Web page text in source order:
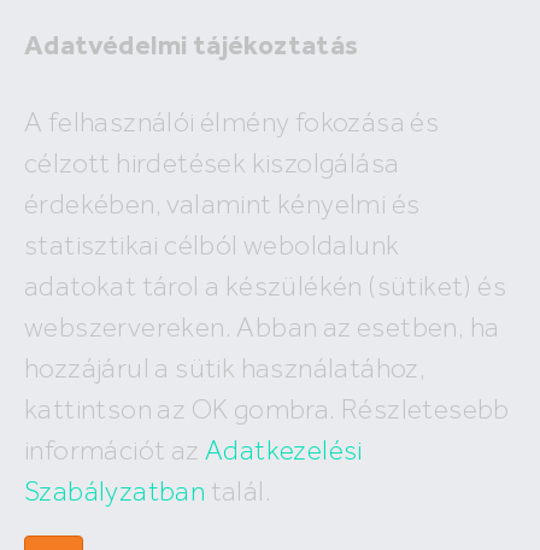
Adatvédelmi tájékoztatás
A felhasználói élmény fokozása és
célzott hirdetések kiszolgálása
érdekében, valamint kényelmi és
statisztikai célból weboldalunk
adatokat tárol a készülékén (sütiket) és
webszervereken. Abban az esetben, ha
hozzájárul a sütik használatához,
kattintson az OK gombra. Részletesebb
információt az Adatkezelési
Szabályzatban talál.
Eladó lakás Budapest
Budapest, VIII. kerület József körút
31.5 M Ft
Lakóterület:
49 m2
Szoba:
2